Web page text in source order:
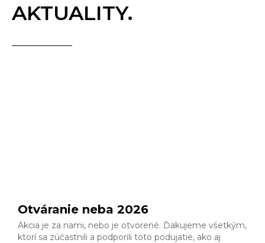
AKTUALITY.
Otváranie neba 2026
Akcia je za nami, nebo je otvorené. Ďakujeme všetkým,
ktorí sa zúčastnili a podporili toto podujatie, ako aj